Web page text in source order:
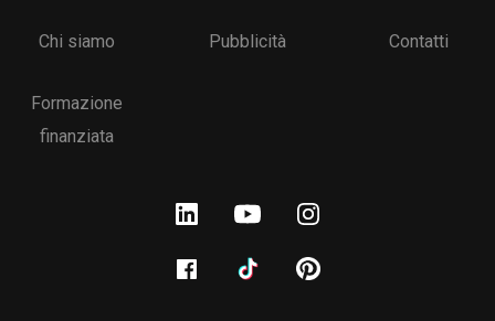
Chi siamo Pubblicità Contatti
Formazione
finanziata